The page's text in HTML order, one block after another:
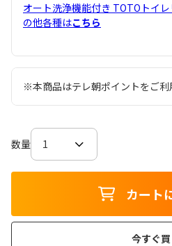
オート洗浄機能付き TOTOトイ
の他各種はこちら
※本商品はテレ朝ポイントをご利
数量
カート
今すぐ買